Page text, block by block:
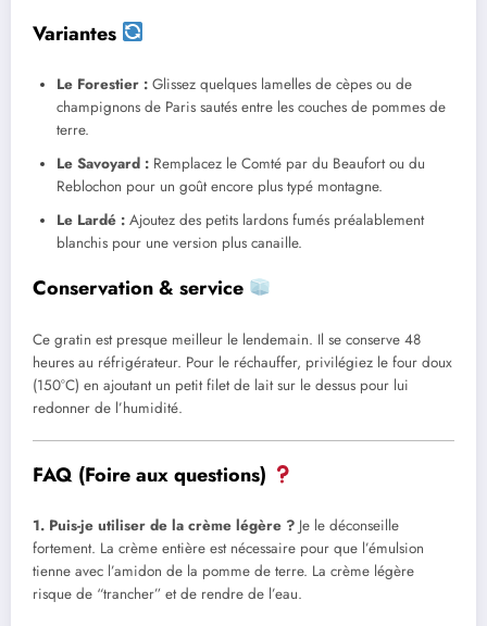
Variantes
Le Forestier : Glissez quelques lamelles de cèpes ou de
champignons de Paris sautés entre les couches de pommes de
terre.
Le Savoyard : Remplacez le Comté par du Beaufort ou du
Reblochon pour un goût encore plus typé montagne.
Le Lardé : Ajoutez des petits lardons fumés préalablement
blanchis pour une version plus canaille.
Conservation & service
Ce gratin est presque meilleur le lendemain. Il se conserve 48
heures au réfrigérateur. Pour le réchauffer, privilégiez le four doux
(150°C) en ajoutant un petit filet de lait sur le dessus pour lui
redonner de l’humidité.
FAQ (Foire aux questions)
1. Puis-je utiliser de la crème légère ? Je le déconseille
fortement. La crème entière est nécessaire pour que l’émulsion
tienne avec l’amidon de la pomme de terre. La crème légère
risque de “trancher” et de rendre de l’eau.